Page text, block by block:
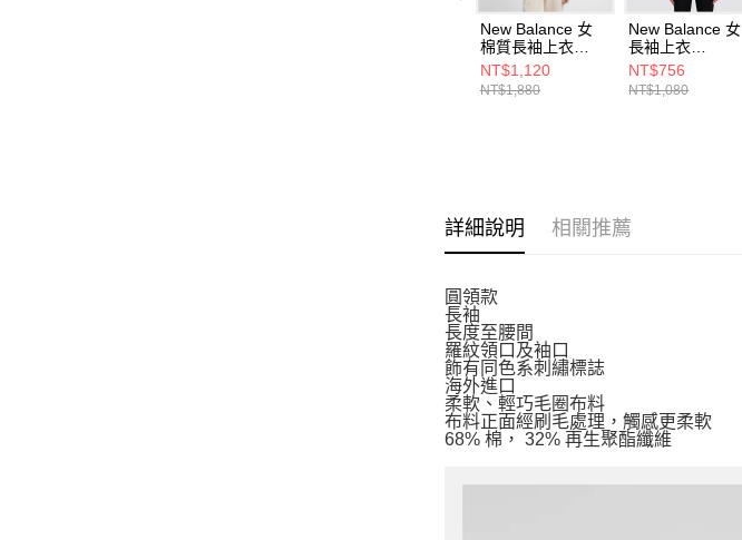
New Balance 女
棉質長袖上衣
WT51514LIN-F
NT$1,120
NT$1,880
New Balance 女
長袖上衣
WT41225BK-F
NT$756
NT$1,080
詳細說明 相關推薦
圓領款
長袖
長度至腰間
羅紋領口及袖口
飾有同色系刺繡標誌
海外進口
柔軟、輕巧毛圈布料
布料正面經刷毛處理，觸感更柔軟
68% 棉， 32% 再生聚酯纖維